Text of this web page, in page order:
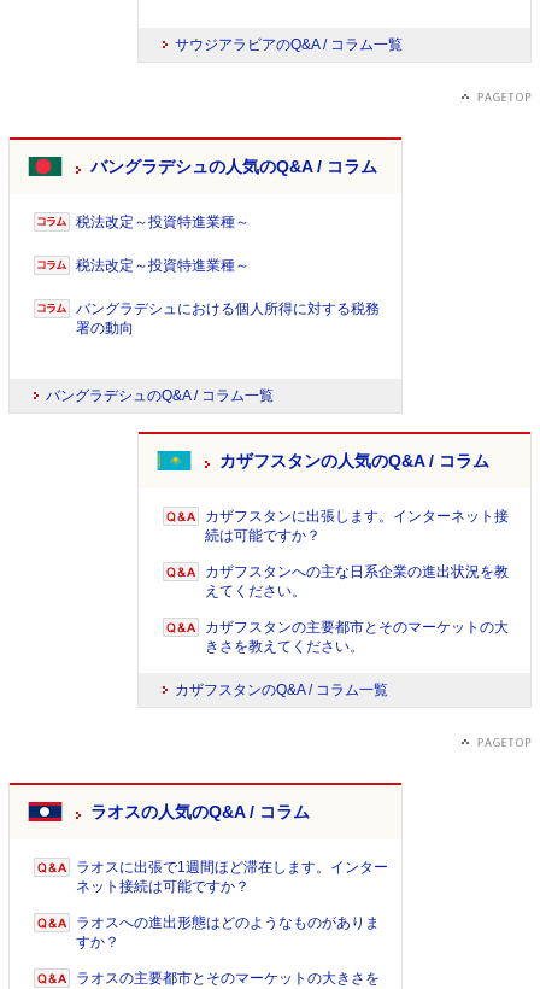
サウジアラビアのQ&A / コラム一覧
バングラデシュの人気のQ&A / コラム
税法改定～投資特進業種～
税法改定～投資特進業種～
バングラデシュにおける個人所得に対する税務
署の動向
バングラデシュのQ&A / コラム一覧
カザフスタンの人気のQ&A / コラム
カザフスタンに出張します。インターネット接
続は可能ですか？
カザフスタンへの主な日系企業の進出状況を教
えてください。
カザフスタンの主要都市とそのマーケットの大
きさを教えてください。
カザフスタンのQ&A / コラム一覧
ラオスの人気のQ&A / コラム
ラオスに出張で1週間ほど滞在します。インター
ネット接続は可能ですか？
ラオスへの進出形態はどのようなものがありま
すか？
ラオスの主要都市とそのマーケットの大きさを